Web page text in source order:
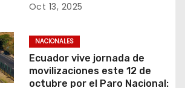
Oct 13, 2025
NACIONALES
Ecuador vive jornada de
movilizaciones este 12 de
octubre por el Paro Nacional: